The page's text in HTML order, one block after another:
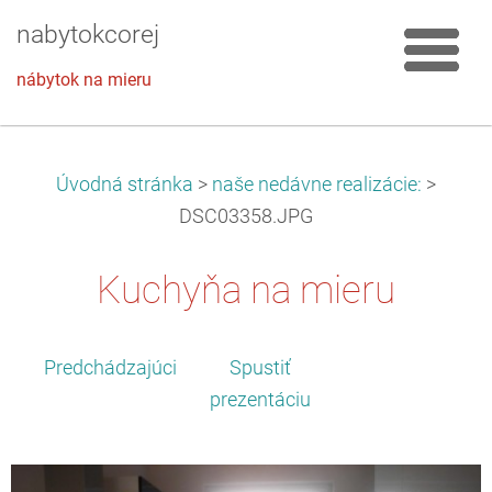
nabytokcorej
nábytok na mieru
Úvodná stránka > naše nedávne realizácie: >
DSC03358.JPG
Kuchyňa na mieru
Predchádzajúci
Spustiť
prezentáciu